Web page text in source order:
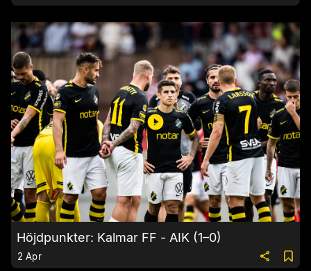
Höjdpunkter: Kalmar FF - AIK (1–0)
2 Apr